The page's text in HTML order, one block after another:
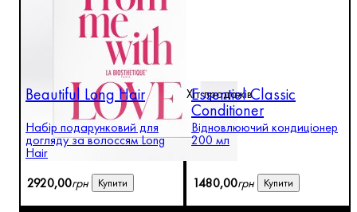
Beautiful Long Hair
Набір подарунковий для
догляду за волоссям Long
Hair
2920,00грн Купити
Хіт продажів
Essentiel Classic
Conditioner
Відновлюючий кондиціонер
200 мл
1480,00грн Купити